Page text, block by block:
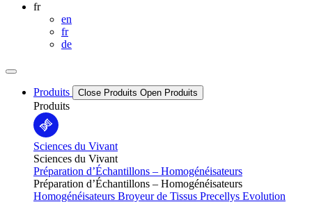
fr
en
fr
de
Produits Close Produits Open Produits
Produits
Sciences du Vivant
Sciences du Vivant
Préparation d’Échantillons – Homogénéisateurs
Préparation d’Échantillons – Homogénéisateurs
Homogénéisateurs Broyeur de Tissus Precellys Evolution